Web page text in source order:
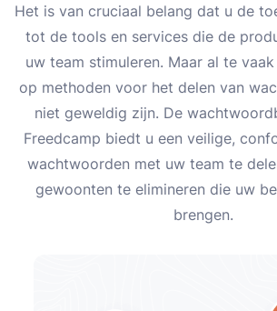
Het is van cruciaal belang dat u de
tot de tools en services die de
uw team stimuleren. Maar al te
op methoden voor het delen van
niet geweldig zijn. De
Freedcamp biedt u een veilige,
wachtwoorden met uw team te
gewoonten te elimineren die uw
brengen.